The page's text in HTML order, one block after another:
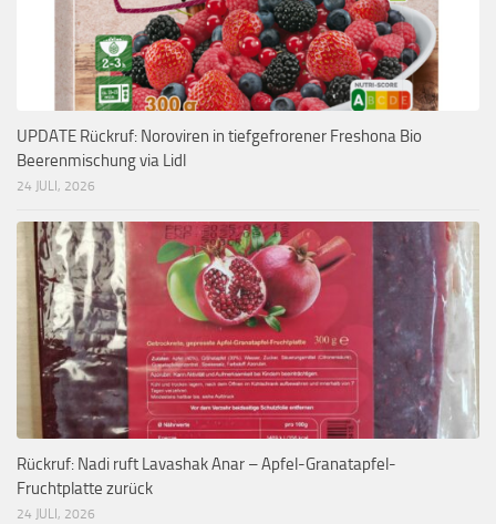
UPDATE Rückruf: Noroviren in tiefgefrorener Freshona Bio
Beerenmischung via Lidl
24 JULI, 2026
Rückruf: Nadi ruft Lavashak Anar – Apfel-Granatapfel-
Fruchtplatte zurück
24 JULI, 2026